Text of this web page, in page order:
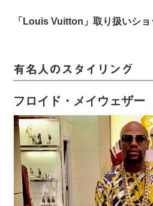
「Louis Vuitton」取り扱いショ
有名人のスタイリング
フロイド・メイウェザー